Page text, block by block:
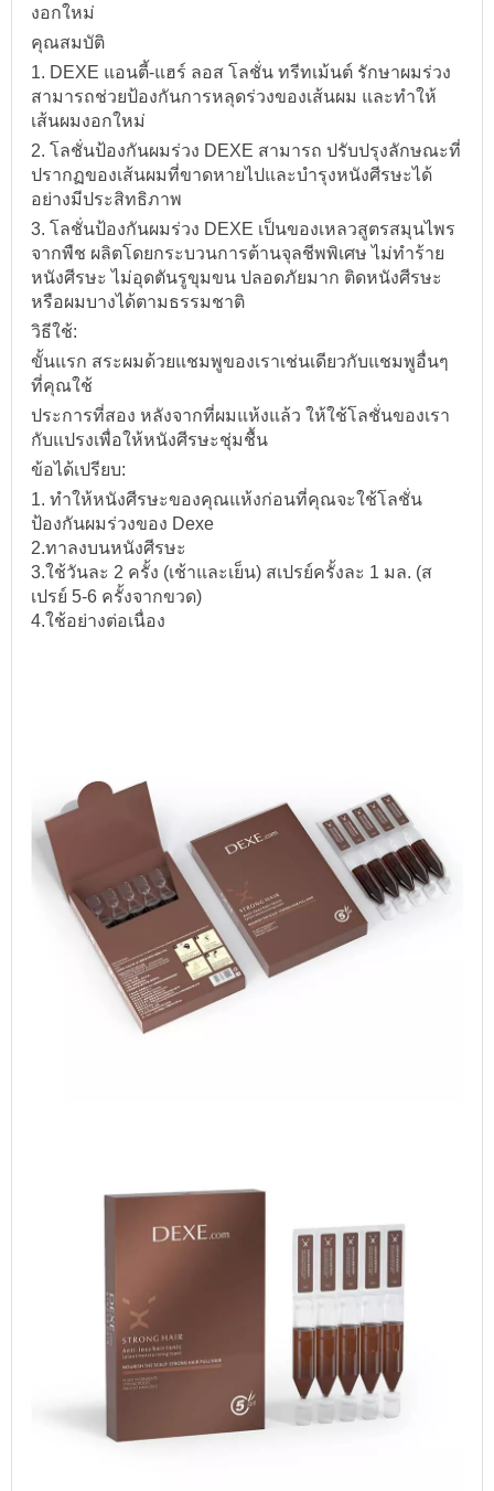
งอกใหม่
คุณสมบัติ
1. DEXE แอนตี้-แฮร์ ลอส โลชั่น ทรีทเม้นต์ รักษาผมร่วง
สามารถช่วยป้องกันการหลุดร่วงของเส้นผม และทำให้
เส้นผมงอกใหม่
2. โลชั่นป้องกันผมร่วง DEXE สามารถ ปรับปรุงลักษณะที่
ปรากฏของเส้นผมที่ขาดหายไปและบำรุงหนังศีรษะได้
อย่างมีประสิทธิภาพ
3. โลชั่นป้องกันผมร่วง DEXE เป็นของเหลวสูตรสมุนไพร
จากพืช ผลิตโดยกระบวนการต้านจุลชีพพิเศษ ไม่ทำร้าย
หนังศีรษะ ไม่อุดตันรูขุมขน ปลอดภัยมาก ติดหนังศีรษะ
หรือผมบางได้ตามธรรมชาติ
วิธีใช้:
ขั้นแรก สระผมด้วยแชมพูของเราเช่นเดียวกับแชมพูอื่นๆ
ที่คุณใช้
ประการที่สอง หลังจากที่ผมแห้งแล้ว ให้ใช้โลชั่นของเรา
กับแปรงเพื่อให้หนังศีรษะชุ่มชื้น
ข้อได้เปรียบ:
1. ทำให้หนังศีรษะของคุณแห้งก่อนที่คุณจะใช้โลชั่น
ป้องกันผมร่วงของ Dexe
2.ทาลงบนหนังศีรษะ
3.ใช้วันละ 2 ครั้ง (เช้าและเย็น) สเปรย์ครั้งละ 1 มล. (ส
เปรย์ 5-6 ครั้งจากขวด)
4.ใช้อย่างต่อเนื่อง